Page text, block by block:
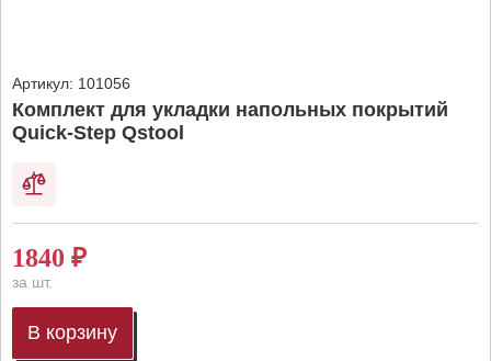
Артикул: 101056
Комплект для укладки напольных покрытий
Quick-Step Qstool
1840 ₽
за шт.
В корзину